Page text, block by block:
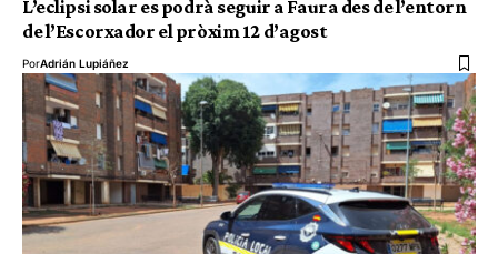
L’eclipsi solar es podrà seguir a Faura des de l’entorn
de l’Escorxador el pròxim 12 d’agost
PorAdrián Lupiáñez